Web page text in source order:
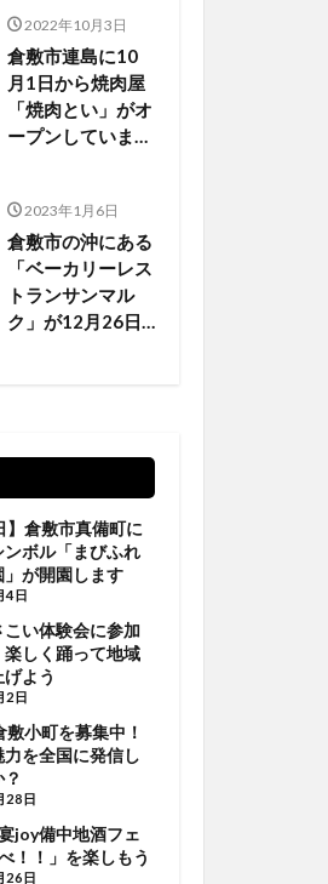
2022年10月3日
倉敷市連島に10
月1日から焼肉屋
「焼肉とい」がオ
ープンしていま
2023年1月6日
倉敷市の沖にある
「ベーカリーレス
トランサンマル
ク」が12月26日
】倉敷市真備町に
ンボル「まびふれ
」が開園します
4日
い体験会に参加
楽しく踊って地域
よう
2日
敷小町を募集中！
を全国に発信し
28日
joy備中地酒フェ
！！」を楽しもう
26日